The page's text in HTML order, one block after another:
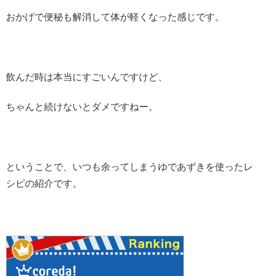
おかげで便秘も解消して体が軽くなった感じです。
飲んだ時は本当にすごいんですけど、
ちゃんと続けないとダメですねー。
ということで、いつも余ってしまうゆであずきを使ったレ
シピの紹介です。